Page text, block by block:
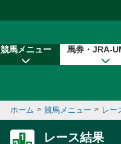
競馬メニュー 馬券・JRA-
ホーム > 競馬メニュー > レー
レース結果